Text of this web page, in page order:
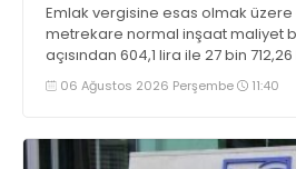
Emlak vergisine esas olmak üzere
metrekare normal inşaat maliyet
açısından 604,1 lira ile 27 bin
değişecek
06 Ağustos 2026 Perşembe 11:40